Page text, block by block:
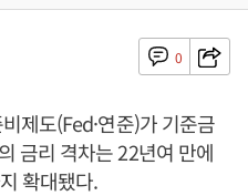
0
제도(Fed·연준)가 기준금
금리 격차는 22년여 만에
확대됐다.